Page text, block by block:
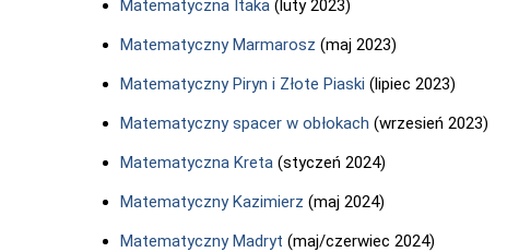
Matematyczna Itaka (luty 2023)
Matematyczny Marmarosz (maj 2023)
Matematyczny Piryn i Złote Piaski (lipiec 2023)
Matematyczny spacer w obłokach (wrzesień 2023)
Matematyczna Kreta (styczeń 2024)
Matematyczny Kazimierz (maj 2024)
Matematyczny Madryt (maj/czerwiec 2024)